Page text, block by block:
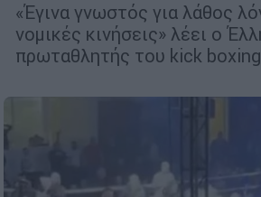
«Έγινα γνωστός για λάθος
νομικές κινήσεις» λέει ο
πρωταθλητής του kick boxing